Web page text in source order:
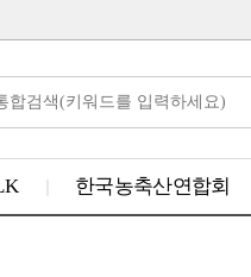
한국농축산연합회